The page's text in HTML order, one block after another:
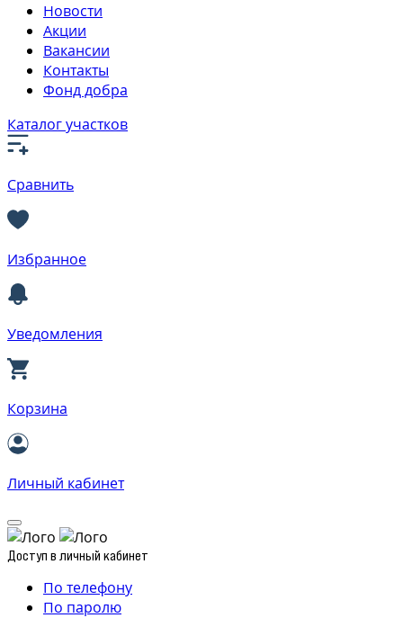
Новости
Акции
Вакансии
Контакты
Фонд добра
Каталог участков
Сравнить
Избранное
Уведомления
Корзина
Личный кабинет
Доступ в личный кабинет
По телефону
По паролю